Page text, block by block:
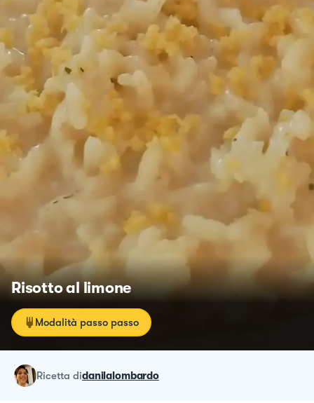
Risotto al limone
Modalità passo passo
ricetta didanilalombardo